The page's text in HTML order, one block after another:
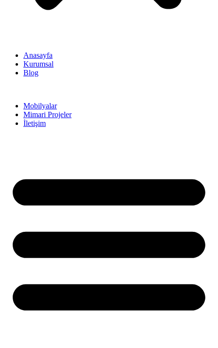
Anasayfa
Kurumsal
Blog
Mobilyalar
Mimari Projeler
İletişim